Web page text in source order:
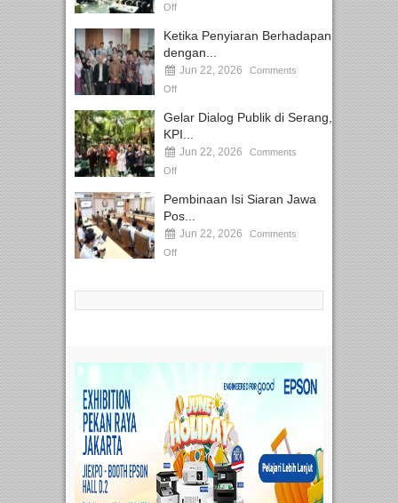
Off
Ketika Penyiaran Berhadapan
dengan...
Jun 22, 2026
Comments
Off
Gelar Dialog Publik di Serang,
KPI...
Jun 22, 2026
Comments
Off
Pembinaan Isi Siaran Jawa
Pos...
Jun 22, 2026
Comments
Off